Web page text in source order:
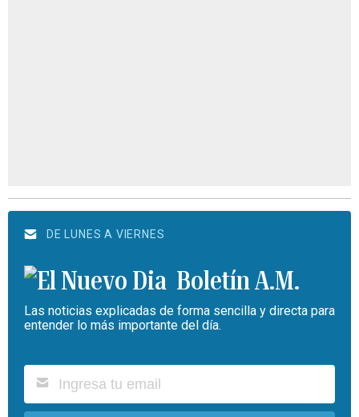
DE LUNES A VIERNES
Boletín A.M.
Las noticias explicadas de forma sencilla y directa para
entender lo más importante del día.